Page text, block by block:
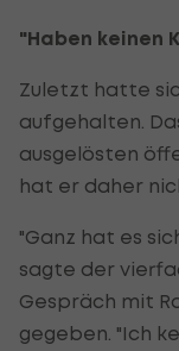
"Haben keinen
Zuletzt hatte
aufgehalten.
ausgelösten
hat er daher
"Ganz hat es
sagte der
Gespräch mit
gegeben. "Ich